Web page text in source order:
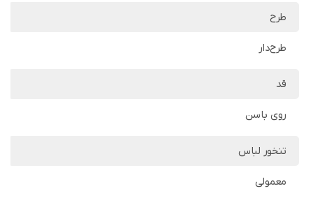
طرح
طرح‌دار
قد
روی باسن
تنخور لباس
معمولی